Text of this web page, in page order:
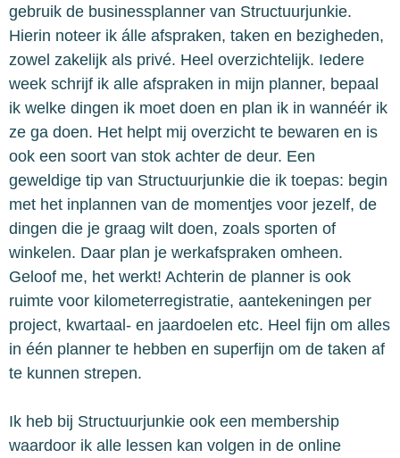
gebruik de businessplanner van Structuurjunkie.
Hierin noteer ik álle afspraken, taken en bezigheden,
zowel zakelijk als privé. Heel overzichtelijk. Iedere
week schrijf ik alle afspraken in mijn planner, bepaal
ik welke dingen ik moet doen en plan ik in wannéér ik
ze ga doen. Het helpt mij overzicht te bewaren en is
ook een soort van stok achter de deur. Een
geweldige tip van Structuurjunkie die ik toepas: begin
met het inplannen van de momentjes voor jezelf, de
dingen die je graag wilt doen, zoals sporten of
winkelen. Daar plan je werkafspraken omheen.
Geloof me, het werkt! Achterin de planner is ook
ruimte voor kilometerregistratie, aantekeningen per
project, kwartaal- en jaardoelen etc. Heel fijn om alles
in één planner te hebben en superfijn om de taken af
te kunnen strepen.
Ik heb bij Structuurjunkie ook een membership
waardoor ik alle lessen kan volgen in de online